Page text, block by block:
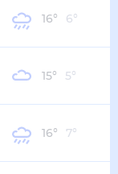
16° 6°
15° 5°
16° 7°